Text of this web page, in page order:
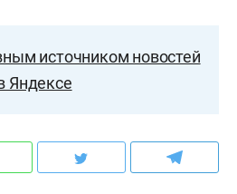
источником новостей
Яндексе